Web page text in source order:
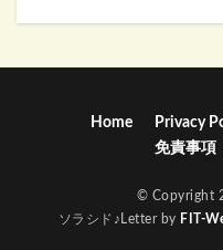
Home Privacy
免責事項
© Copyright
ソラシド♪Letter by FIT-